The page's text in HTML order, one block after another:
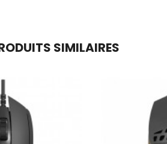
SIMILAIRES